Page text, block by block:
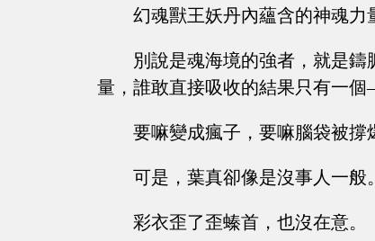
幻魂獸王妖丹內蘊含的神魂力
別說是魂海境的強者，就是
量，誰敢直接吸收的結果只有一
要嘛變成瘋子，要嘛腦袋被撐
可是，葉真卻像是沒事人一般。
彩衣歪了歪螓首，也沒在意。